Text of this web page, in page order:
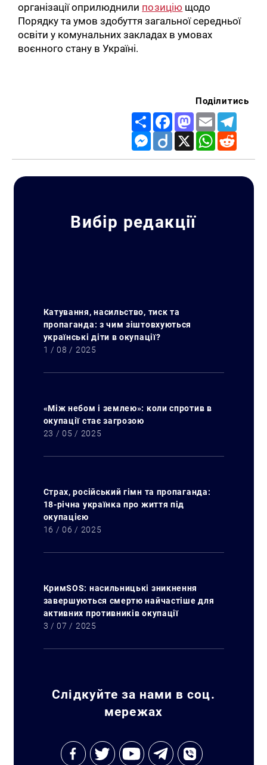
Пошук за запитом:
організації оприлюднили позицію щодо
Порядку та умов здобуття загальної середньої
освіти у комунальних закладах в умовах
воєнного стану в Україні.
Поділитись
Share FacebookMastodon
Email
Messenger
Diigo X WhatsApp
Вибір редакції
Катування, насильство, тиск та
пропаганда: з чим зіштовхуються
українські діти в окупації?
1 / 08 / 2025
«Між небом і землею»: коли спротив в
окупації стає загрозою
23 / 05 / 2025
Страх, російський гімн та пропаганда:
18-річна українка про життя під
окупацією
16 / 06 / 2025
КримSOS: насильницькі зникнення
завершуються смертю найчастіше для
активних противників окупації
3 / 07 / 2025
Слідкуйте за нами в соц.
мережах